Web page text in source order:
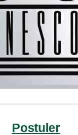
Postuler